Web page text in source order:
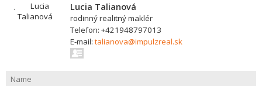
Lucia Talianová
rodinný realitný maklér
Telefon: +421948797013
E-mail: talianova@impulzreal.sk